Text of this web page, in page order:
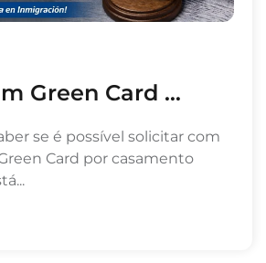
Green Card …
se é possível solicitar com
Card por casamento